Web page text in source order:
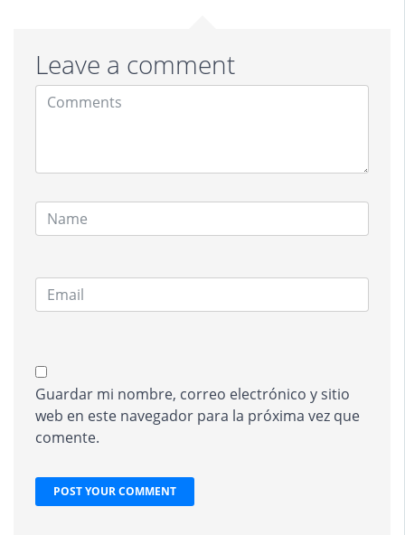
Leave a comment
Guardar mi nombre, correo electrónico y sitio
web en este navegador para la próxima vez que
comente.